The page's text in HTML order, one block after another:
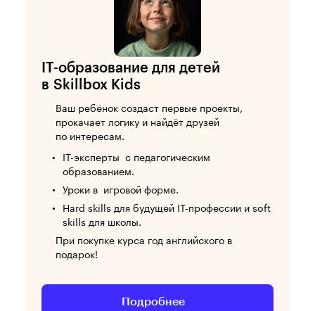
IT-образование для детей
в Skillbox Kids
Ваш ребёнок создаст первые проекты,
прокачает логику и найдёт друзей
по интересам.
IT-эксперты с педагогическим
образованием.
Уроки в игровой форме.
Hard skills для будущей IT-профессии и soft
skills для школы.
При покупке курса год английского в
подарок!
Подробнее